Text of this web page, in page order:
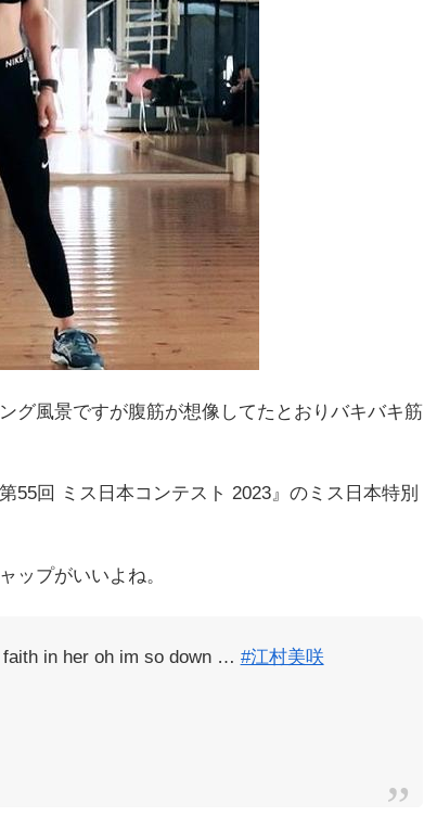
グ風景ですが腹筋が想像してたとおりバキバキ筋
55回 ミス日本コンテスト 2023』のミス日本特別
ップがいいよね。
in her oh im so down … #江村美咲